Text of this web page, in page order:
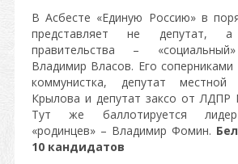
В Асбесте «Единую Россию» в
представляет не депутат,
правительства –
Владимир Власов. Его соперниками
коммунистка, депутат
Крылова и депутат заксо от ЛДПР
Тут же баллотируется лидер
«родинцев» – Владимир Фомин.
10 кандидатов